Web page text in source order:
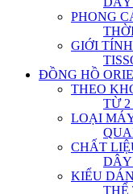
PHONG
GIỚI TÍNH
ĐỒNG HỒ
THEO
TỪ 2
LOẠI
CHẤT
DÂY
KIỂU
THỂ